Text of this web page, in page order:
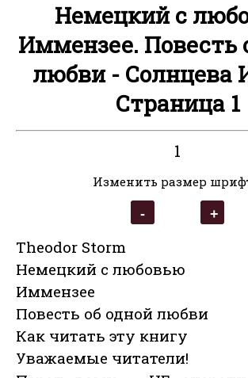
Немецкий с
Иммензее. Повесть
любви - Солнцева
Страница 1
1
Изменить размер
Theodor Storm
Немецкий с любовью
Иммензее
Повесть об одной любви
Как читать эту книгу
Уважаемые читатели!